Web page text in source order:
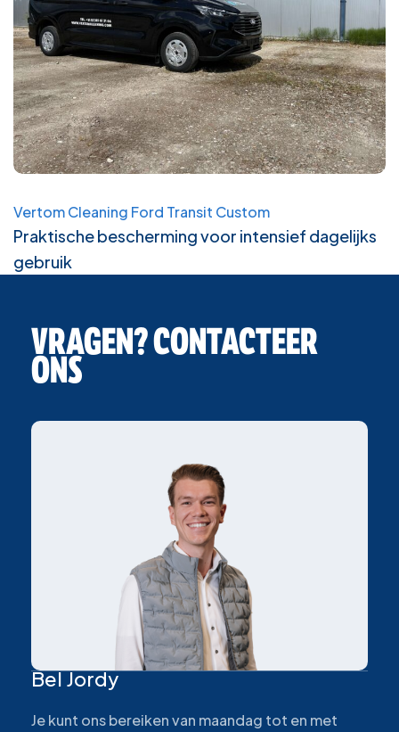
Vertom Cleaning Ford Transit Custom
Praktische bescherming voor intensief dagelijks
gebruik
VRAGEN? CONTACTEER
ONS
Bel Jordy
Je kunt ons bereiken van maandag tot en met